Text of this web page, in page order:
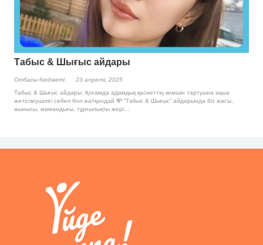
Табыс & Шығыс айдары
Отбасы бюджетi
23 апреля, 2025
Табыс & Шығыс айдары: Қоғамда адамдық қасиеттің кемшін тартуына ақша
жетіспеушілігі себеп боп жатқандай 💸 “Табыс & Шығыс” айдарында біз жасы,
жынысы, мамандығы, тұрғылықты жері…